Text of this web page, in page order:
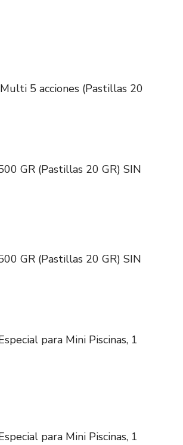
5 acciones (Pastillas 20
GR (Pastillas 20 GR) SIN
GR (Pastillas 20 GR) SIN
para Mini Piscinas, 1
para Mini Piscinas, 1